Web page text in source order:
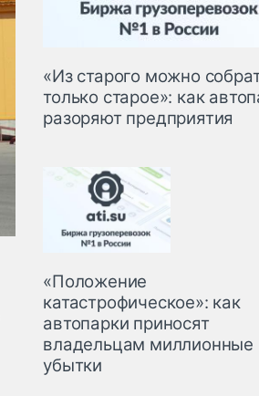
«Из старого можно
только старое»: как
разоряют предприятия
«Положение
катастрофическое»: как
автопарки приносят
владельцам миллионные
убытки